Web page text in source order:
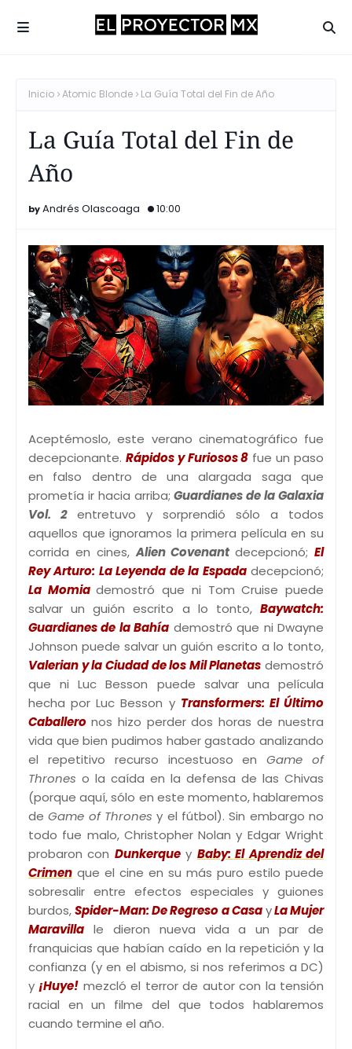
Inicio Atomic Blonde La Guía Total del Fin de Año
La Guía Total del Fin de
Año
Andrés Olascoaga 10:00
Aceptémoslo, este verano cinematográfico fue
decepcionante. Rápidos y Furiosos 8 fue un paso
en falso dentro de una alargada saga que
prometía ir hacia arriba;Guardianes de la Galaxia
Vol. 2 entretuvo y sorprendió sólo a todos
aquellos que ignoramos la primera película en su
corrida en cines,Alien Covenantdecepcionó;El
Rey Arturo: La Leyenda de la Espadadecepcionó;
La Momia demostró que ni Tom Cruise puede
salvar un guión escrito a lo tonto, Baywatch:
Guardianes de la Bahía demostró que ni Dwayne
Johnson puede salvar un guión escrito a lo tonto,
Valerian y la Ciudad de los Mil Planetas demostró
que ni Luc Besson puede salvar una película
hecha por Luc Besson y Transformers: El Último
Caballero nos hizo perder dos horas de nuestra
vida que bien pudimos haber gastado analizando
el repetitivo recurso incestuoso enGame of
Thrones o la caída en la defensa de las Chivas
(porque aquí, sólo en este momento, hablaremos
deGame of Thrones y el fútbol). Sin embargo no
todo fue malo, Christopher Nolan y Edgar Wright
probaron con Dunkerquey Baby: El Aprendiz del
Crimen que el cine en su más puro estilo puede
sobresalir entre efectos especiales y guiones
burdos,Spider-Man: De Regreso a CasayLa Mujer
Maravilla le dieron nueva vida a un par de
franquicias que habían caído en la repetición y la
confianza (y en el abismo, si nos referimos a DC)
y ¡Huye! mezcló el terror de autor con la tensión
racial en un filme del que todos hablaremos
cuando termine el año.